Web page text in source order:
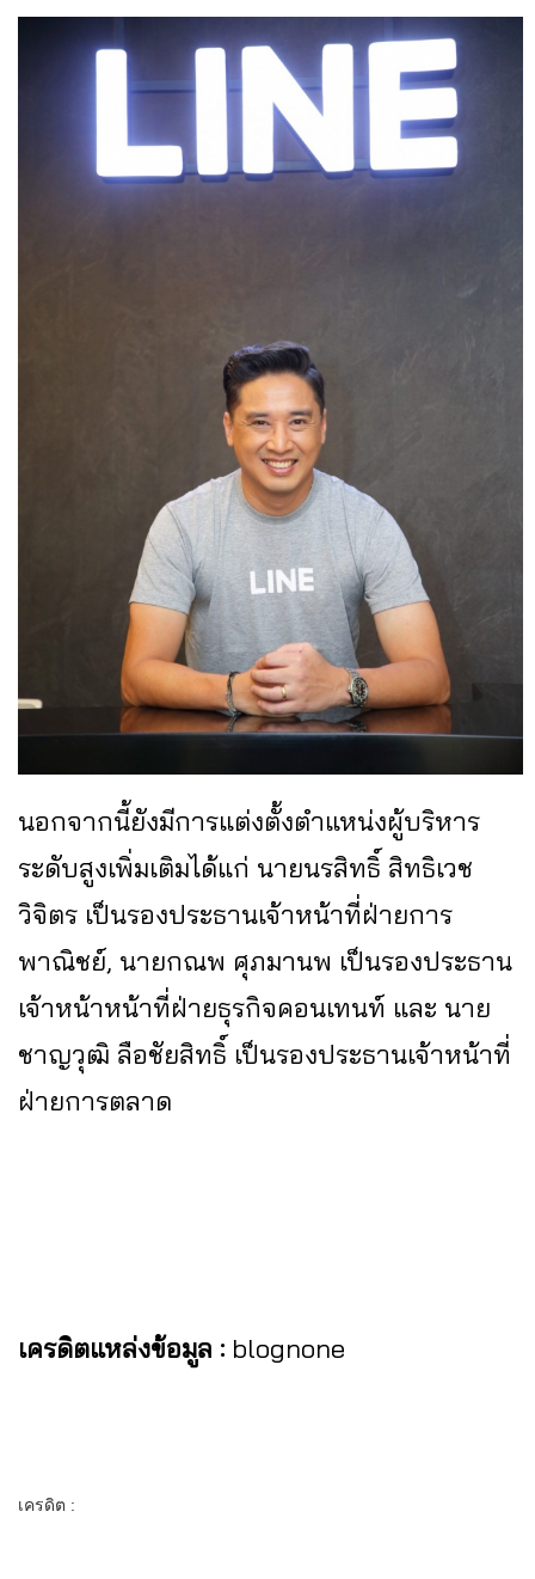
นอกจากนี้ยังมีการแต่งตั้งตำแหน่งผู้บริหาร
ระดับสูงเพิ่มเติมได้แก่ นายนรสิทธิ์ สิทธิเวช
วิจิตร เป็นรองประธานเจ้าหน้าที่ฝ่ายการ
พาณิชย์, นายกณพ ศุภมานพ เป็นรองประธาน
เจ้าหน้าหน้าที่ฝ่ายธุรกิจคอนเทนท์ และ นาย
ชาญวุฒิ ลือชัยสิทธิ์ เป็นรองประธานเจ้าหน้าที่
ฝ่ายการตลาด
เครดิตแหล่งข้อมูล : blognone
เครดิต :